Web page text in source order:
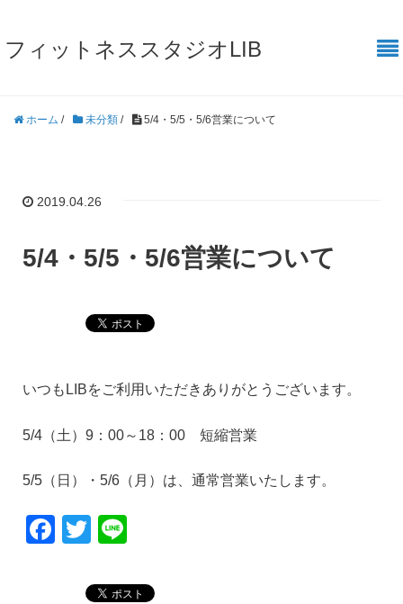
フィットネススタジオLIB
ホーム / 未分類 / 5/4・5/5・5/6営業について
2019.04.26
5/4・5/5・5/6営業について
いつもLIBをご利用いただきありがとうございます。
5/4（土）9：00～18：00 短縮営業
5/5（日）・5/6（月）は、通常営業いたします。
F
T
tt
e